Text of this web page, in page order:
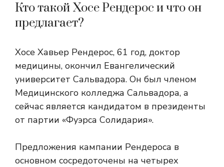
Кто такой Хосе Рендерос и что он
предлагает?
Хосе Хавьер Рендерос, 61 год, доктор
медицины, окончил Евангелический
университет Сальвадора. Он был членом
Медицинского колледжа Сальвадора, а
сейчас является кандидатом в президенты
от партии «Фуэрса Солидария».
Предложения кампании Рендероса в
основном сосредоточены на четырех